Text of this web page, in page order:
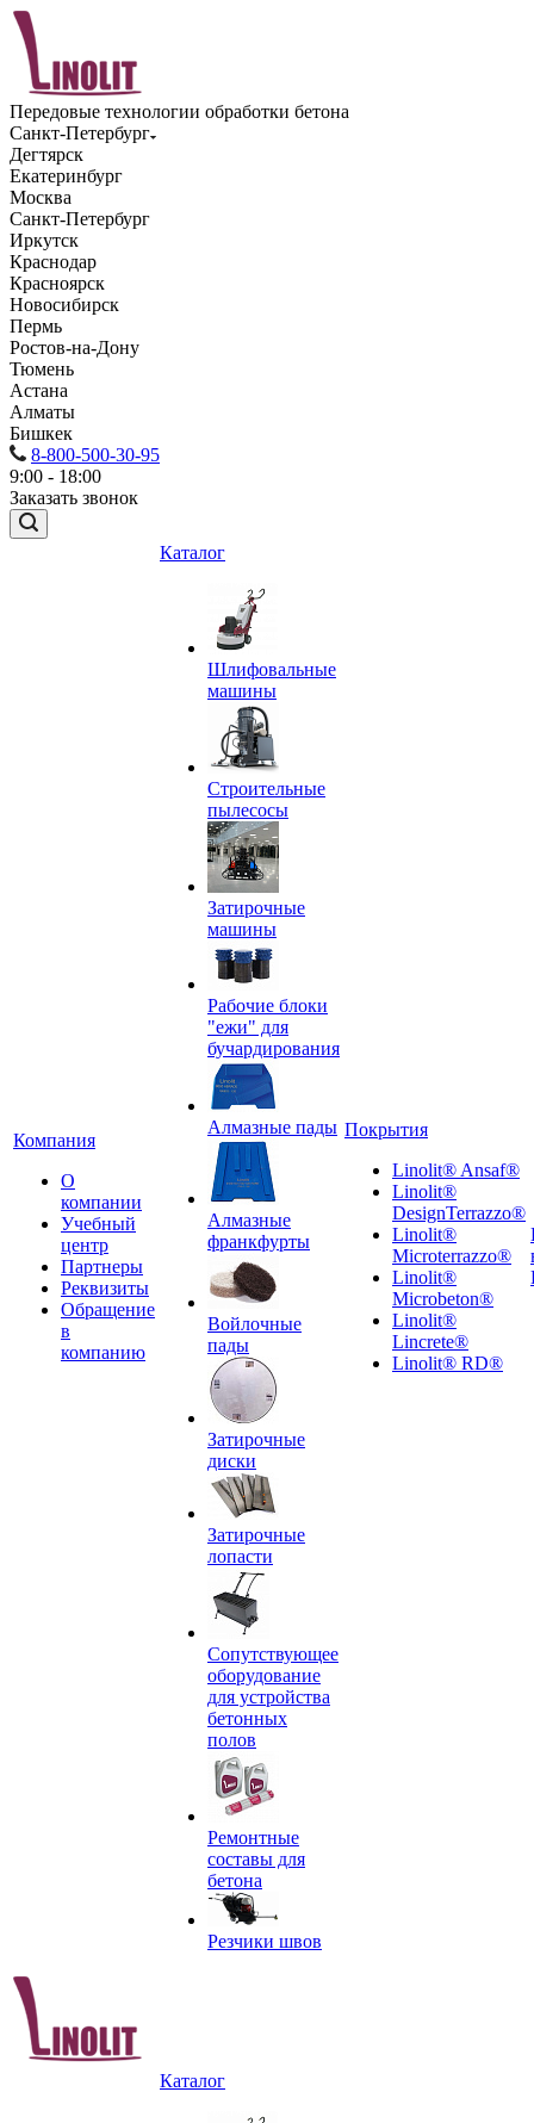
Передовые технологии обработки бетона
Санкт-Петербург
Дегтярск
Екатеринбург
Москва
Санкт-Петербург
Иркутск
Краснодар
Красноярск
Новосибирск
Пермь
Ростов-на-Дону
Тюмень
Астана
Алматы
Бишкек
8-800-500-30-95
9:00 - 18:00
Заказать звонок
Компания
О
компании
Учебный
центр
Партнеры
Реквизиты
Обращение
в
компанию
Каталог
Шлифовальные
машины
Строительные
пылесосы
Затирочные
машины
Рабочие блоки
"ежи" для
бучардирования
Алмазные пады
Алмазные
франкфурты
Войлочные
пады
Затирочные
диски
Затирочные
лопасти
Сопутствующее
оборудование
для устройства
бетонных
полов
Ремонтные
составы для
бетона
Резчики швов
Покрытия
Linolit® Ansaf®
Linolit®
DesignTerrazzo®
Linolit®
Microterrazzo®
Linolit®
Microbeton®
Linolit®
Lincrete®
Linolit® RD®
Каталог